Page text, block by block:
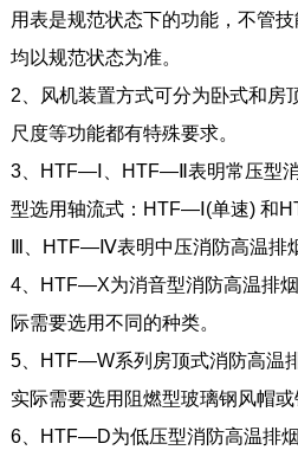
用表是规范状态下的功能，不管
均以规范状态为准。
2、风机装置方式可分为卧式和房
尺度等功能都有特殊要求。
3、HTF—Ⅰ、HTF—Ⅱ表明常压型
型选用轴流式：HTF—Ⅰ(单速) 和
Ⅲ、HTF—Ⅳ表明中压消防高温排
4、HTF—X为消音型消防高温排
际需要选用不同的种类。
5、HTF—W系列房顶式消防高温
实际需要选用阻燃型玻璃钢风帽或
6、HTF—D为低压型消防高温排烟